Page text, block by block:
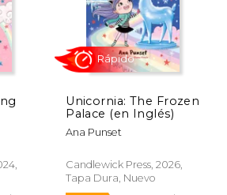
Unicornia: The Frozen
Palace (en Inglés)
Ana Punset
Candlewick Press, 2026,
Tapa Dura, Nuevo